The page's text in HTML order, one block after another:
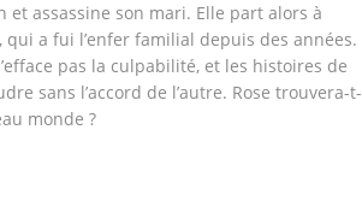
assassine son mari. Elle part alors à
a fui l’enfer familial depuis des années.
pas la culpabilité, et les histoires de
sans l’accord de l’autre. Rose trouvera-t-
monde ?